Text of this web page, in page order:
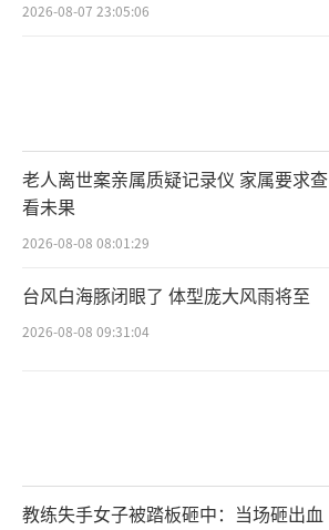
2026-08-07 23:05:06
老人离世案亲属质疑记录仪 家属要求查
看未果
2026-08-08 08:01:29
台风白海豚闭眼了 体型庞大风雨将至
2026-08-08 09:31:04
教练失手女子被踏板砸中：当场砸出血